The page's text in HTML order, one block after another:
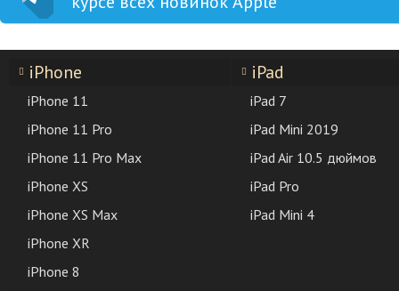
iPhone
iPhone 11
iPhone 11 Pro
iPhone 11 Pro Max
iPhone XS
iPhone XS Max
iPhone XR
iPhone 8
iPad
iPad 7
iPad Mini 2019
iPad Air 10.5 дюймов
iPad Pro
iPad Mini 4